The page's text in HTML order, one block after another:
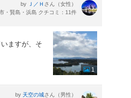
by Ｊ／Ｈ さん（女性）
・賢島・浜島 クチコミ：11件
ますが、そ
1
by 天空の城さん（男性）